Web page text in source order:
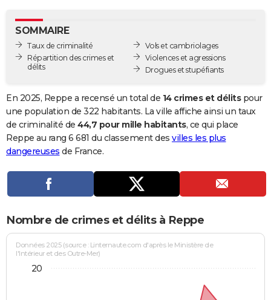
GUIDES D'ACHAT
BONS PLANS
Carte de Noël
Carte Bonne année
Carte Saint-Valentin
Carte Pâques
Carte d'anniversaire
DICTIONNAIRE
Dictionnaire
Biographies
Citations
Expressions
Proverbes
PROGRAMME TV
Se connecter
Entreprises
Service militaire
Avis de recherche
AVIS DE DÉCÈS
Bricolage
Lifestyle
Culture
Sport
Auto
Television
Voyage
Cinema
SOMMAIRE
Taux de criminalité
Répartition des crimes et
délits
Vols et cambriolages
Violences et agressions
Drogues et stupéfiants
En 2025, Reppe a recensé un total de 14 crimes et délitspour
une population de 322 habitants. La ville affiche ainsi un taux
de criminalité de 44,7 pour mille habitants, ce qui place
Reppe au rang 6 681 du classement des villes les plus
dangereuses de France.
Nombre de crimes et délits à Reppe
Données 2025 (source : Linternaute.com d'après le Ministère de
l'Intérieur et des Outre-Mer)
20